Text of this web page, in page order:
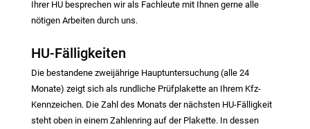
Ihrer HU besprechen wir als Fachleute mit Ihnen gerne alle
nötigen Arbeiten durch uns.
HU-Fälligkeiten
Die bestandene zweijährige Hauptuntersuchung (alle 24
Monate) zeigt sich als rundliche Prüfplakette an Ihrem Kfz-
Kennzeichen. Die Zahl des Monats der nächsten HU-Fälligkeit
steht oben in einem Zahlenring auf der Plakette. In dessen